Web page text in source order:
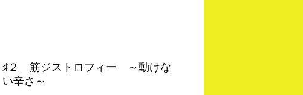
♯２ 筋ジストロフィー ～動けな
い辛さ～